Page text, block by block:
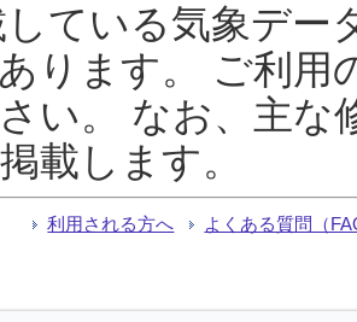
ている気象デー
ります。 ご利用
い。 なお、主な
載します。
利用される方へ よくある質問（